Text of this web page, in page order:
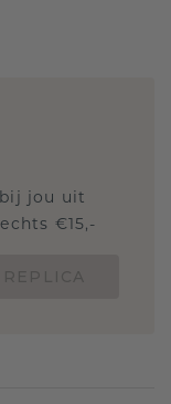
jou uit
€15,-